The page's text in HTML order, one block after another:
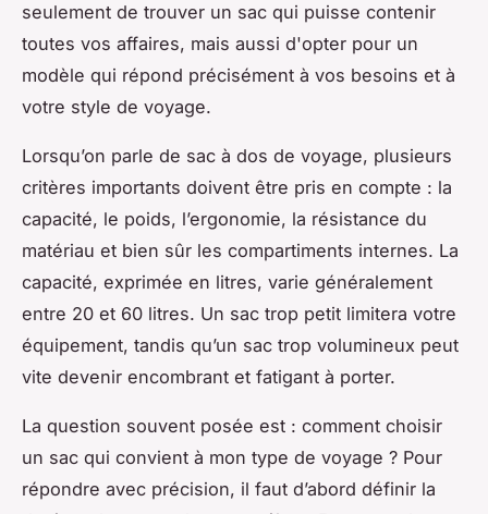
seulement de trouver un sac qui puisse contenir
toutes vos affaires, mais aussi d'opter pour un
modèle qui répond précisément à vos besoins et à
votre style de voyage.
Lorsqu’on parle de sac à dos de voyage, plusieurs
critères importants doivent être pris en compte : la
capacité, le poids, l’ergonomie, la résistance du
matériau et bien sûr les compartiments internes. La
capacité, exprimée en litres, varie généralement
entre 20 et 60 litres. Un sac trop petit limitera votre
équipement, tandis qu’un sac trop volumineux peut
vite devenir encombrant et fatigant à porter.
La question souvent posée est : comment choisir
un sac qui convient à mon type de voyage ? Pour
répondre avec précision, il faut d’abord définir la